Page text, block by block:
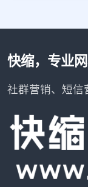
快缩，专业
社群营销、短信